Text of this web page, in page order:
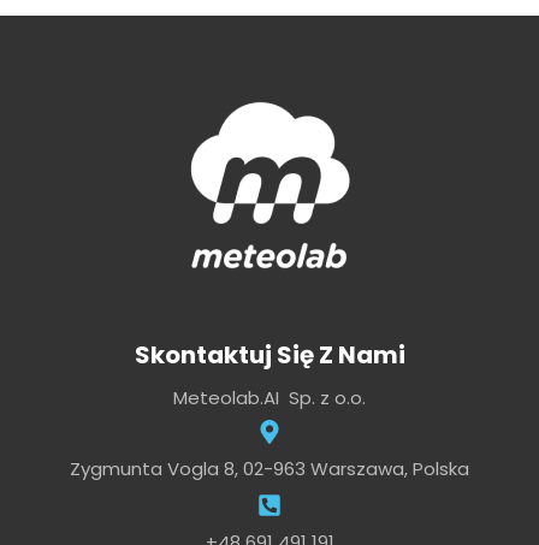
Skontaktuj Się Z Nami
Meteolab.AI Sp. z o.o.
Zygmunta Vogla 8, 02-963 Warszawa, Polska